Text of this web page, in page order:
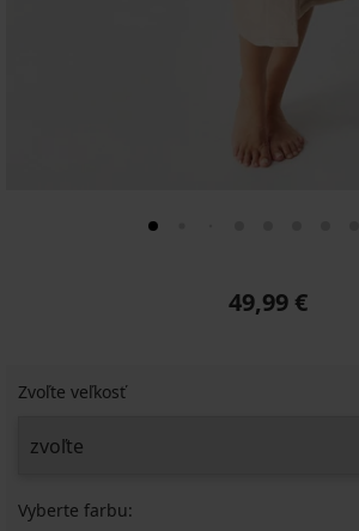
49,99 €
Zvoľte veľkosť
Vyberte farbu: